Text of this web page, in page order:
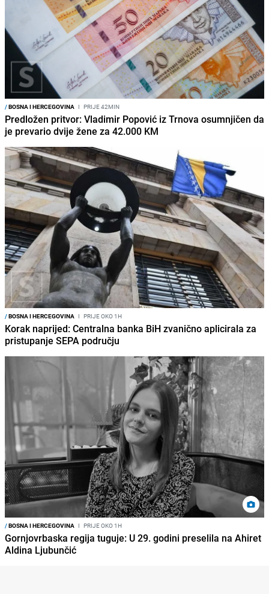
/BOSNA I HERCEGOVINA I PRIJE 42MIN
Predložen pritvor: Vladimir Popović iz Trnova osumnjičen da
je prevario dvije žene za 42.000 KM
/BOSNA I HERCEGOVINA I PRIJE OKO 1H
Korak naprijed: Centralna banka BiH zvanično aplicirala za
pristupanje SEPA području
/BOSNA I HERCEGOVINA I PRIJE OKO 1H
Gornjovrbaska regija tuguje: U 29. godini preselila na Ahiret
Aldina Ljubunčić